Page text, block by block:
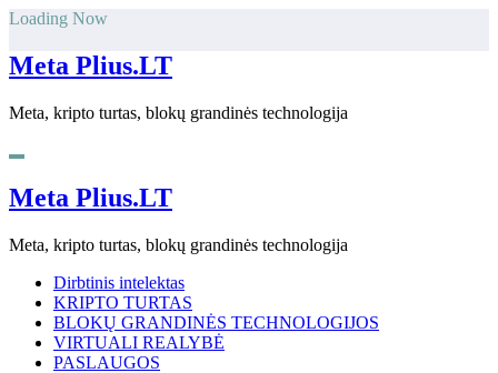
Skip
content
Loading Now
Meta Plius.LT
Meta, kripto turtas, blokų grandinės technologija
Meta Plius.LT
Meta, kripto turtas, blokų grandinės technologija
Dirbtinis intelektas
KRIPTO TURTAS
BLOKŲ GRANDINĖS TECHNOLOGIJOS
VIRTUALI REALYBĖ
PASLAUGOS